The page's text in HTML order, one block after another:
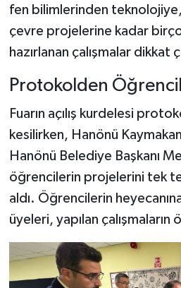
fen bilimlerinden
çevre projelerine kadar
hazırlanan çalışmalar dikkat
Protokolden
Fuarın açılış kurdelesi
kesilirken, Hanönü
Hanönü Belediye Başkanı
öğrencilerin projelerini tek
aldı. Öğrencilerin
üyeleri, yapılan
Teknoloji Haberleri
Yerel Haberler
Haber Arşivi